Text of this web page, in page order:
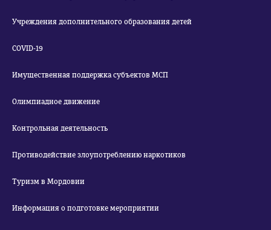
Учреждения дополнительного образования детей
COVID-19
Имущественная поддержка субъектов МСП
Олимпиадное движение
Контрольная деятельность
Противодействие злоупотреблению наркотиков
Туризм в Мордовии
Информация о подготовке мероприятии